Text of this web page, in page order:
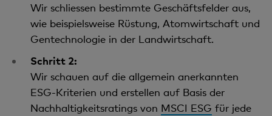
Wir schliessen bestimmte Geschäftsfelder aus,
wie beispielsweise Rüstung, Atomwirtschaft und
Gentechnologie in der Landwirtschaft.
Schritt 2:
Wir schauen auf die allgemein anerkannten
ESG-Kriterien und erstellen auf Basis der
Nachhaltigkeitsratings von MSCI ESG für jede